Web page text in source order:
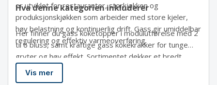
er utviklet for restauranter, storkjøkken og
produksjonskjøkken som arbeider med store kjeler,
høy belastning og kontinuerlig drift. Gass gir umiddelbar
regulering og effektiv varmeoverføring.
Hva denne kategorien inkluderer
Her finner du gass koketopper i modulutførelse med 2
til 6 bluss, samt kraftige gass kokekrakker for tunge
gryter og høy effekt. Sortimentet dekker et bredt
spekter av ytelse, fra kompakte løsninger til
høyytelsesmodeller på opptil 36 kW. Produktene er
Vis mer